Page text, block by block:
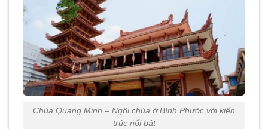
Chùa Quang Minh – Ngôi chùa ở Bình Phước với kiến
trúc nổi bật